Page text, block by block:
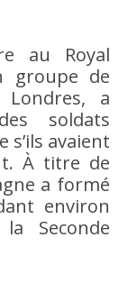
au Royal
groupe de
a
soldats
s’ils avaient
À titre de
a formé
environ
Seconde